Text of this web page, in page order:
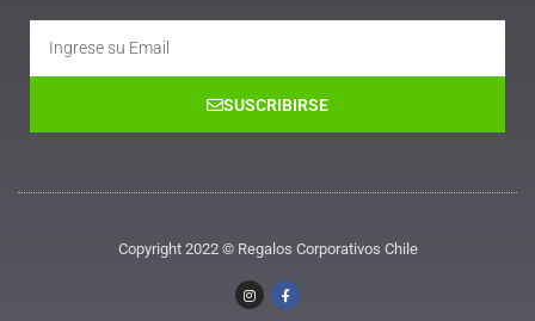
SUSCRIBIRSE
Copyright 2022 © Regalos Corporativos Chile
I
n
s
F
a
c